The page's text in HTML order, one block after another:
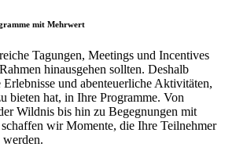
mit Mehrwert
Tagungen, Meetings und Incentives
hinausgehen sollten. Deshalb
und abenteuerliche Aktivitäten,
bieten hat, in Ihre Programme. Von
Wildnis bis hin zu Begegnungen mit
wir Momente, die Ihre Teilnehmer